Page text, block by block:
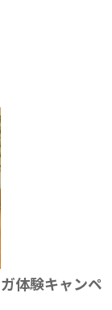
チャクラ特別ト
ARIRANGイベ
リズム、整えませ
体験キャンペ